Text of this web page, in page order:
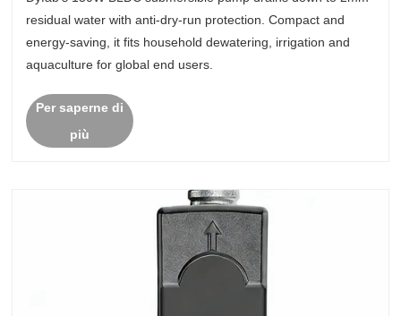
Drainage?
residual water with anti-dry-run protection. Compact and
energy-saving, it fits household dewatering, irrigation and
aquaculture for global end users.
Per saperne di
più